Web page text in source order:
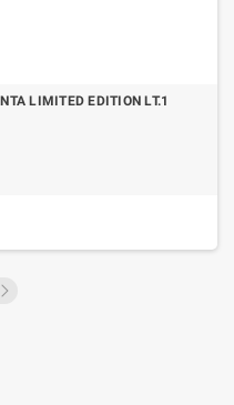
LIMITED EDITION LT.1